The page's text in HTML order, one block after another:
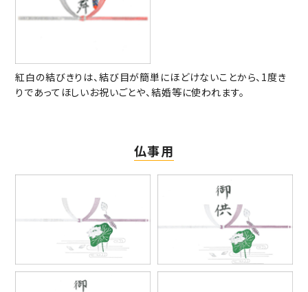
紅白の結びきりは、結び目が簡単にほどけないことから、1度き
りであってほしいお祝いごとや、結婚等に使われます。
仏事用